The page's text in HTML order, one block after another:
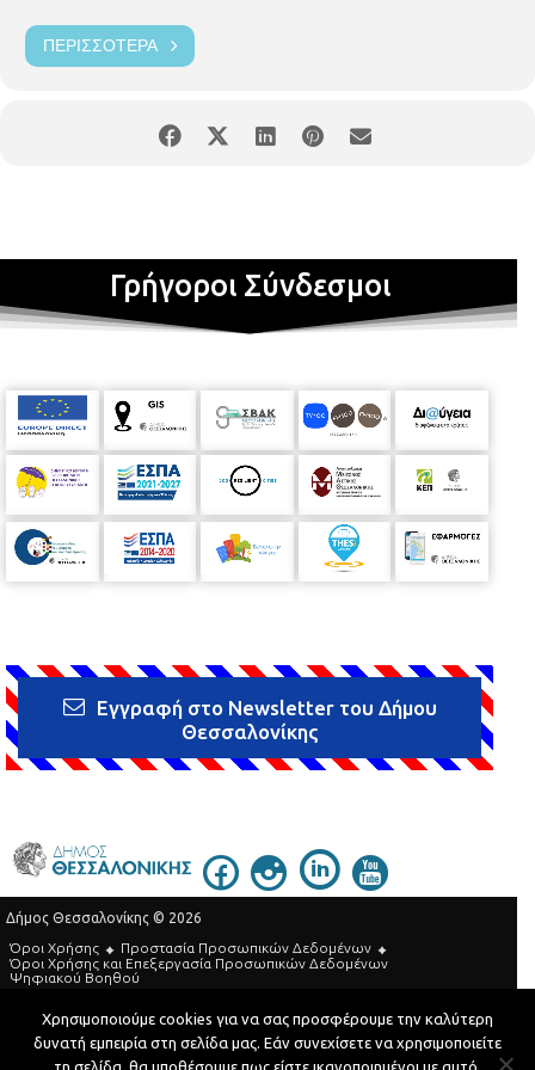
ΠΕΡΙΣΣΌΤΕΡΑ
Γρήγοροι Σύνδεσμοι
Εγγραφή στο Newsletter του Δήμου
Θεσσαλονίκης
Δήμος Θεσσαλονίκης © 2026
Όροι Χρήσης
Προστασία Προσωπικών Δεδομένων
Όροι Xρήσης και Eπεξεργασία Προσωπικών Δεδομένων
Ψηφιακού Βοηθού
Τηλεφωνικός Κατάλογος
Developed by MyCompany Projects
Χρησιμοποιούμε cookies για να σας προσφέρουμε την καλύτερη
δυνατή εμπειρία στη σελίδα μας. Εάν συνεχίσετε να χρησιμοποιείτε
τη σελίδα, θα υποθέσουμε πως είστε ικανοποιημένοι με αυτό.